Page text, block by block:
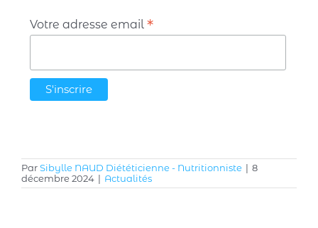
Votre adresse email *
ParSibylle NAUD Diététicienne - Nutritionniste | 8
décembre 2024 | Actualités